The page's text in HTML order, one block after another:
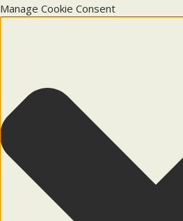
Manage Cookie Consent